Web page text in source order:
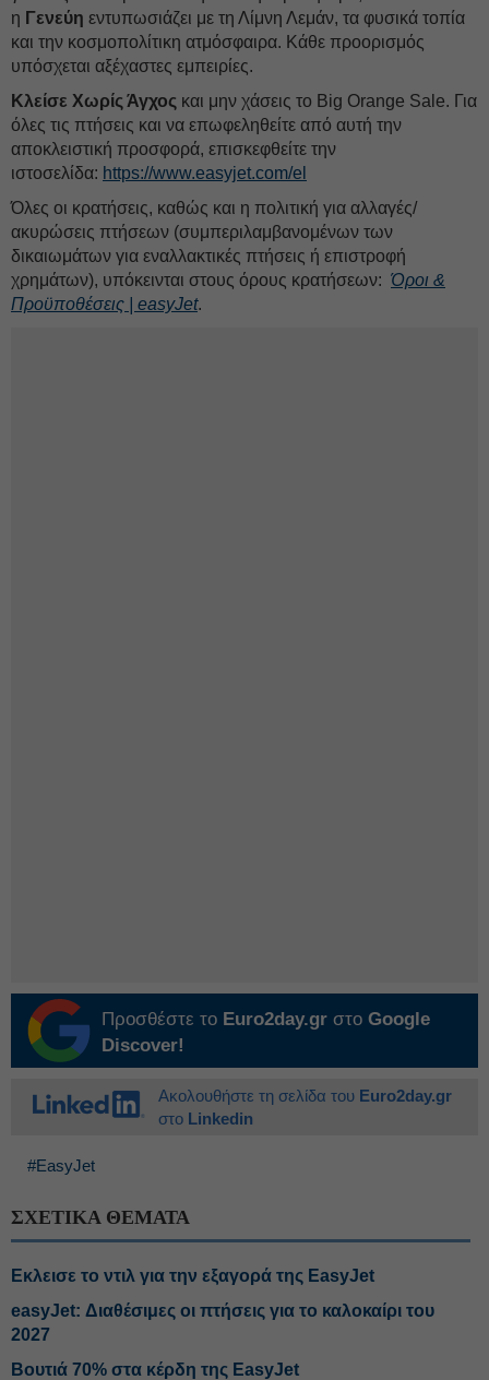
η Γενεύη εντυπωσιάζει με τη Λίμνη Λεμάν, τα φυσικά τοπία
και την κοσμοπολίτικη ατμόσφαιρα. Κάθε προορισμός
υπόσχεται αξέχαστες εμπειρίες.
Κλείσε Χωρίς Άγχος και μην χάσεις το Big Orange Sale. Για
όλες τις πτήσεις και να επωφεληθείτε από αυτή την
αποκλειστική προσφορά, επισκεφθείτε την
ιστοσελίδα: https://www.easyjet.com/el
Όλες οι κρατήσεις, καθώς και η πολιτική για αλλαγές/
ακυρώσεις πτήσεων (συμπεριλαμβανομένων των
δικαιωμάτων για εναλλακτικές πτήσεις ή επιστροφή
χρημάτων), υπόκεινται στους όρους κρατήσεων: Όροι &
Προϋποθέσεις | easyJet.
Προσθέστε το Euro2day.gr στο Google
Discover!
Ακολουθήστε τη σελίδα του Euro2day.gr
στο Linkedin
#EasyJet
ΣΧΕΤΙΚΑ ΘΕΜΑΤΑ
Εκλεισε το ντιλ για την εξαγορά της EasyJet
easyJet: Διαθέσιμες οι πτήσεις για το καλοκαίρι του
2027
Βουτιά 70% στα κέρδη της EasyJet